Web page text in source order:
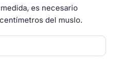
es necesario
del muslo.